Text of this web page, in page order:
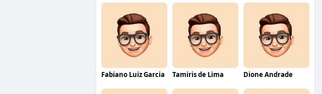
Fabiano Luiz Garcia Tamiris de Lima Dione Andrade